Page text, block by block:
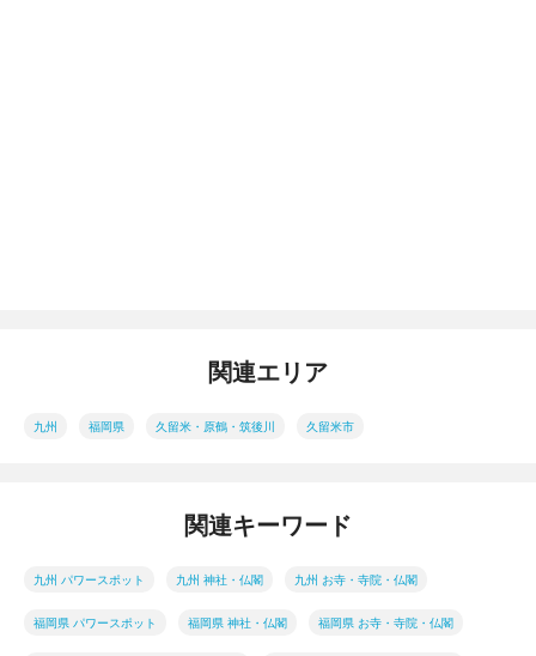
関連エリア
九州 福岡県 久留米・原鶴・筑後川 久留米市
関連キーワード
九州 パワースポット 九州 神社・仏閣 九州 お寺・寺院・仏閣
福岡県 パワースポット 福岡県 神社・仏閣 福岡県 お寺・寺院・仏閣